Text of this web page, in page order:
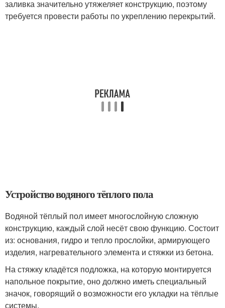
заливка значительно утяжеляет конструкцию, поэтому
требуется провести работы по укреплению перекрытий.
Устройство водяного тёплого пола
Водяной тёплый пол имеет многослойную сложную
конструкцию, каждый слой несёт свою функцию. Состоит
из: основания, гидро и тепло прослойки, армирующего
изделия, нагревательного элемента и стяжки из бетона.
На стяжку кладётся подложка, на которую монтируется
напольное покрытие, оно должно иметь специальный
значок, говорящий о возможности его укладки на тёплые
системы.